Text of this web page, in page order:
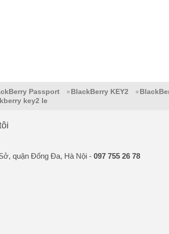
Passport BlackBerry KEY2
key2 le
quận Đống Đa, Hà Nội - 097 755 26 78